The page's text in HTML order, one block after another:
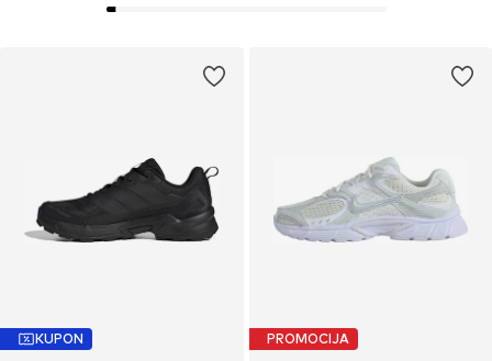
KUPON PROMOCIJA